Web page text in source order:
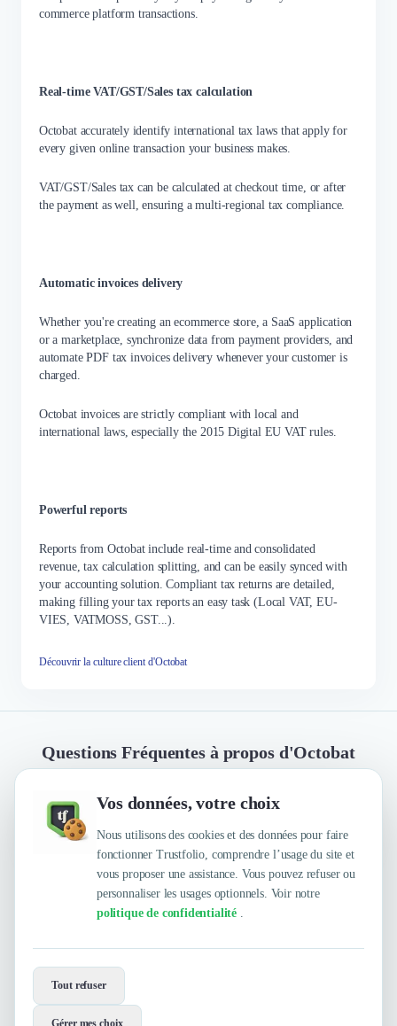
Vos données, votre choix
Nous utilisons des cookies et des données pour faire
fonctionner Trustfolio, comprendre l’usage du site et
vous proposer une assistance. Vous pouvez refuser ou
personnaliser les usages optionnels. Voir notre
politique de confidentialité .
Tout refuser
Gérer mes choix
commerce platform transactions.
Real-time VAT/GST/Sales tax calculation
Octobat accurately identify international tax laws that apply for
every given online transaction your business makes.
VAT/GST/Sales tax can be calculated at checkout time, or after
the payment as well, ensuring a multi-regional tax compliance.
Automatic invoices delivery
Whether you're creating an ecommerce store, a SaaS application
or a marketplace, synchronize data from payment providers, and
automate PDF tax invoices delivery whenever your customer is
charged.
Octobat invoices are strictly compliant with local and
international laws, especially the 2015 Digital EU VAT rules.
Powerful reports
Reports from Octobat include real-time and consolidated
revenue, tax calculation splitting, and can be easily synced with
your accounting solution. Compliant tax returns are detailed,
making filling your tax reports an easy task (Local VAT, EU-
VIES, VATMOSS, GST...).
Découvrir la culture client d'Octobat
Questions Fréquentes à propos d'Octobat
Quelles sont les principales qualités que leur
reconnaissent leurs clients ?
Trustfolio a authentifié les feedbacks suivants : Calcul
de tva pour les ventes internationales, Facturation,